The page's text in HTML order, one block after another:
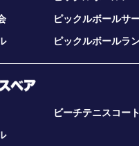
ピックルボールサ
ピックルボールラ
ビーチテニスコート